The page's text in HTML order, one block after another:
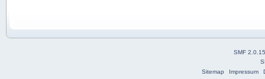
SMF 2.0.15
Sitemap
Impressum